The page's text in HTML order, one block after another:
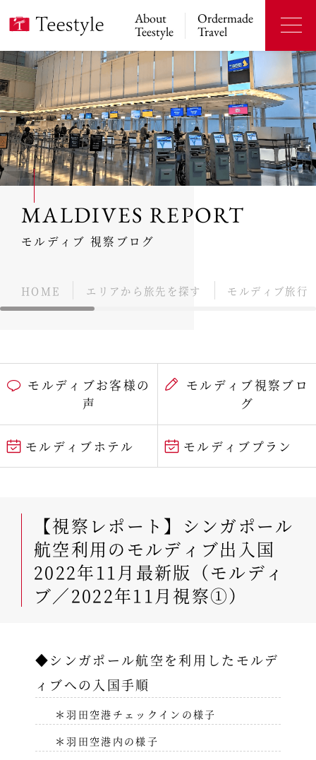
About
Teestyle
Ordermade
Travel
MALDIVES REPORT
モルディブ 視察ブログ
HOME エリアから旅先を探す モルディブ旅行
モルディブお客様の
声
モルディブ視察ブロ
グ
モルディブホテル モルディブプラン
【視察レポート】シンガポール
航空利用のモルディブ出入国
2022年11月最新版（モルディ
ブ／2022年11月視察①）
◆シンガポール航空を利用したモルデ
ィブへの入国手順
＊羽田空港チェックインの様子
＊羽田空港内の様子